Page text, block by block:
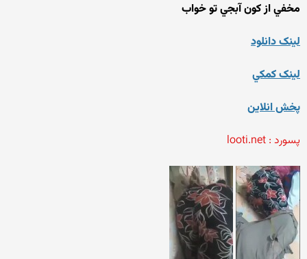
مخفي از کون آبجي تو خواب
لينک دانلود
لينک کمکي
پخش انلاين
پسورد : looti.net